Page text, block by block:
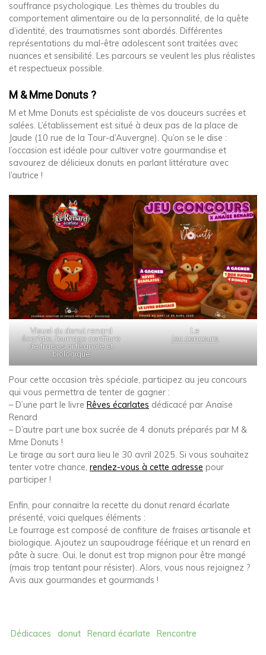
souffrance psychologique. Les thèmes du troubles du
comportement alimentaire ou de la personnalité, de la quête
d’identité, des traumatismes sont abordés. Différentes
représentations du mal-être adolescent sont traitées avec
nuances et sensibilité. Les parcours se veulent les plus réalistes
et respectueux possible.
M & Mme Donuts ?
M et Mme Donuts est spécialiste de vos douceurs sucrées et
salées. L’établissement est situé à deux pas de la place de
Jaude (10 rue de la Tour-d’Auvergne). Qu’on se le dise :
l’occasion est idéale pour cultiver votre gourmandise et
savourez de délicieux donuts en parlant littérature avec
l’autrice !
Visuel du donut renard
écarlate, fourrage confiture
de fraises artisanale et
biologique
Le
jeu concours
en partenariat avec M & Mrs
Donuts
Pour cette occasion très spéciale, participez au jeu concours
qui vous permettra de tenter de gagner :
– D’une part le livre Rêves écarlates dédicacé par Anaïse
Renard
– D’autre part une box sucrée de 4 donuts préparés par M &
Mme Donuts !
Le tirage au sort aura lieu le 30 avril 2025. Si vous souhaitez
tenter votre chance, rendez-vous à cette adresse pour
participer !
Enfin, pour connaitre la recette du donut renard écarlate
présenté, voici quelques éléments :
Le fourrage est composé de confiture de fraises artisanale et
biologique. Ajoutez un saupoudrage féérique et un renard en
pâte à sucre. Oui, le donut est trop mignon pour être mangé
(mais trop tentant pour résister). Alors, vous nous rejoignez ?
Avis aux gourmandes et gourmands !
Dédicaces donut Renard écarlate Rencontre